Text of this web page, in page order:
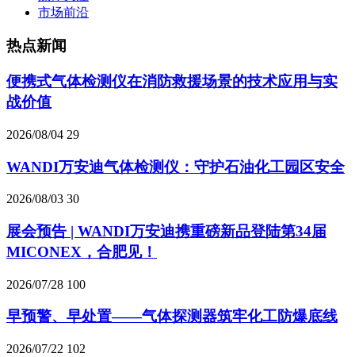
市场前沿
热点新闻
便携式气体检测仪在消防救援场景的技术应用与实
战价值
2026/08/04 29
WANDI万安迪气体检测仪：守护石油化工园区安全
2026/08/03 30
展会预告 | WANDI万安迪携重磅新品登陆第34届
MICONEX，合肥见！
2026/07/28 100
早预警、早处置——气体探测器筑牢化工防爆底线
2026/07/22 102